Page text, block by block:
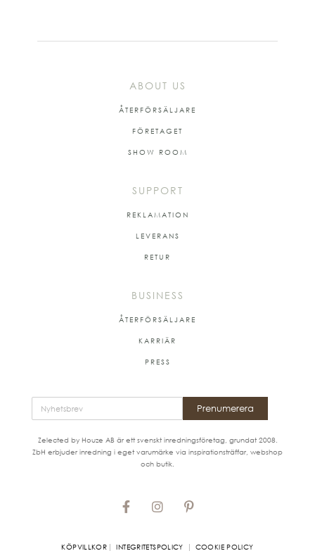
ABOUT US
ÅTERFÖRSÄLJARE
FÖRETAGET
SHOW ROOM
SUPPORT
REKLAMATION
LEVERANS
RETUR
BUSINESS
ÅTERFÖRSÄLJARE
KARRIÄR
PRESS
Prenumerera
Zelected by Houze AB är ett svenskt inredningsföretag, grundat 2008.
ZbH erbjuder inredning i eget varumärke via inspirationsträffar, webshop
och butik.
KÖPVILLKOR |INTEGRITETSPOLICY | COOKIE POLICY